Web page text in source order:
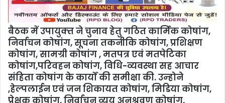
बैठक में उपायुक्‍त ने चुनाव हेतु गठित कार्मिक कोषांग,
न‍िर्वाचन कोषांग, सूचना तकनीकि कोषांग, प्रशिक्षण
कोषांग, सामग्री कोषांग , मतपत्र एवं मतपेटिका
कोषांग,परिवहन कोषांग, विधि-व्यवस्था सह आचार
संहिता कोषांग के कार्यों की समीक्षा की. उन्‍होने
,हेल्पलाईन एवं जन शिकायत कोषांग, मिडिया कोषांग,
प्रेक्षक कोषांग, निर्वाचन व्यय अनुश्रवण कोषांग,